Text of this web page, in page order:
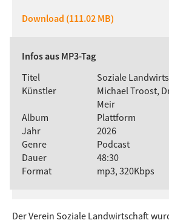
Download (111.02 MB)
Infos aus MP3-Tag
Titel
Soziale
Künstler
Michael Troost,
Meir
Album
Plattform
Jahr
2026
Genre
Podcast
Dauer
48:30
Format
mp3, 320Kbps
Der Verein Soziale Landwirtschaft